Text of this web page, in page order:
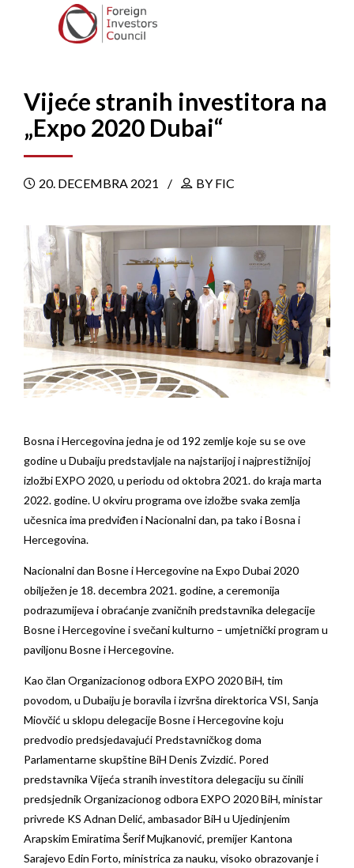
Vijeće stranih investitora na
„Expo 2020 Dubai“
20. DECEMBRA 2021 BY FIC
Bosna i Hercegovina jedna je od 192 zemlje koje su se ove
godine u Dubaiju predstavljale na najstarijoj i najprestižnijoj
izložbi EXPO 2020, u periodu od oktobra 2021. do kraja marta
2022. godine. U okviru programa ove izložbe svaka zemlja
učesnica ima predviđen i Nacionalni dan, pa tako i Bosna i
Hercegovina.
Nacionalni dan Bosne i Hercegovine na Expo Dubai 2020
obilježen je 18. decembra 2021. godine, a ceremonija
podrazumijeva i obraćanje zvaničnih predstavnika delegacije
Bosne i Hercegovine i svečani kulturno – umjetnički program u
paviljonu Bosne i Hercegovine.
Kao član Organizacionog odbora EXPO 2020 BiH, tim
povodom, u Dubaiju je boravila i izvršna direktorica VSI, Sanja
Miovčić u sklopu delegacije Bosne i Hercegovine koju
predvodio predsjedavajući Predstavničkog doma
Parlamentarne skupštine BiH Denis Zvizdić. Pored
predstavnika Vijeća stranih investitora delegaciju su činili
predsjednik Organizacionog odbora EXPO 2020 BiH, ministar
privrede KS Adnan Delić, ambasador BiH u Ujedinjenim
Arapskim Emiratima Šerif Mujkanović, premijer Kantona
Sarajevo Edin Forto, ministrica za nauku, visoko obrazovanje i